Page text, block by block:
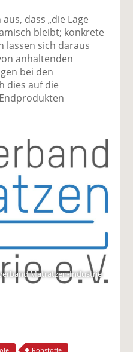
dass „die Lage
bleibt; konkrete
lassen sich daraus
anhaltenden
bei den
dies auf die
Matratzen-Industrie
Rohstoffe